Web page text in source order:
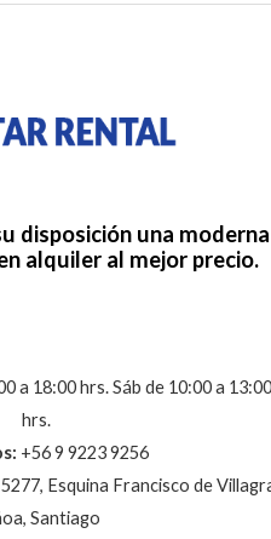
disposición una moderna
alquiler al mejor precio.
a 18:00 hrs. Sáb de 10:00 a 13:00
hrs.
+56 9 9223 9256
Esquina Francisco de
Santiago